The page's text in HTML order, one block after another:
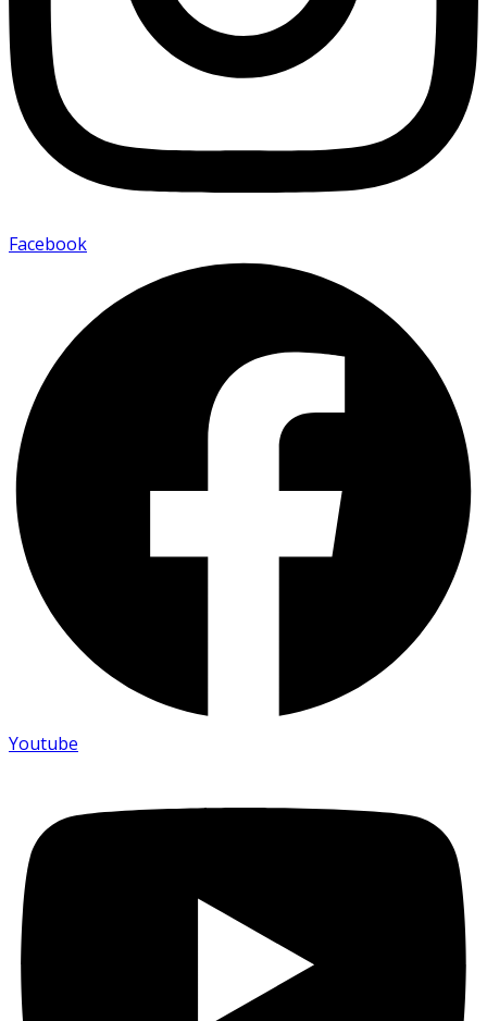
Facebook
Youtube